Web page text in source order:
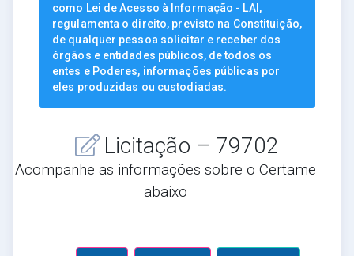
como Lei de Acesso à Informação - LAI,
regulamenta o direito, previsto na Constituição,
de qualquer pessoa solicitar e receber dos
órgãos e entidades públicos, de todos os
entes e Poderes, informações públicas por
eles produzidas ou custodiadas.
Licitação – 79702
Acompanhe as informações sobre o Certame
abaixo